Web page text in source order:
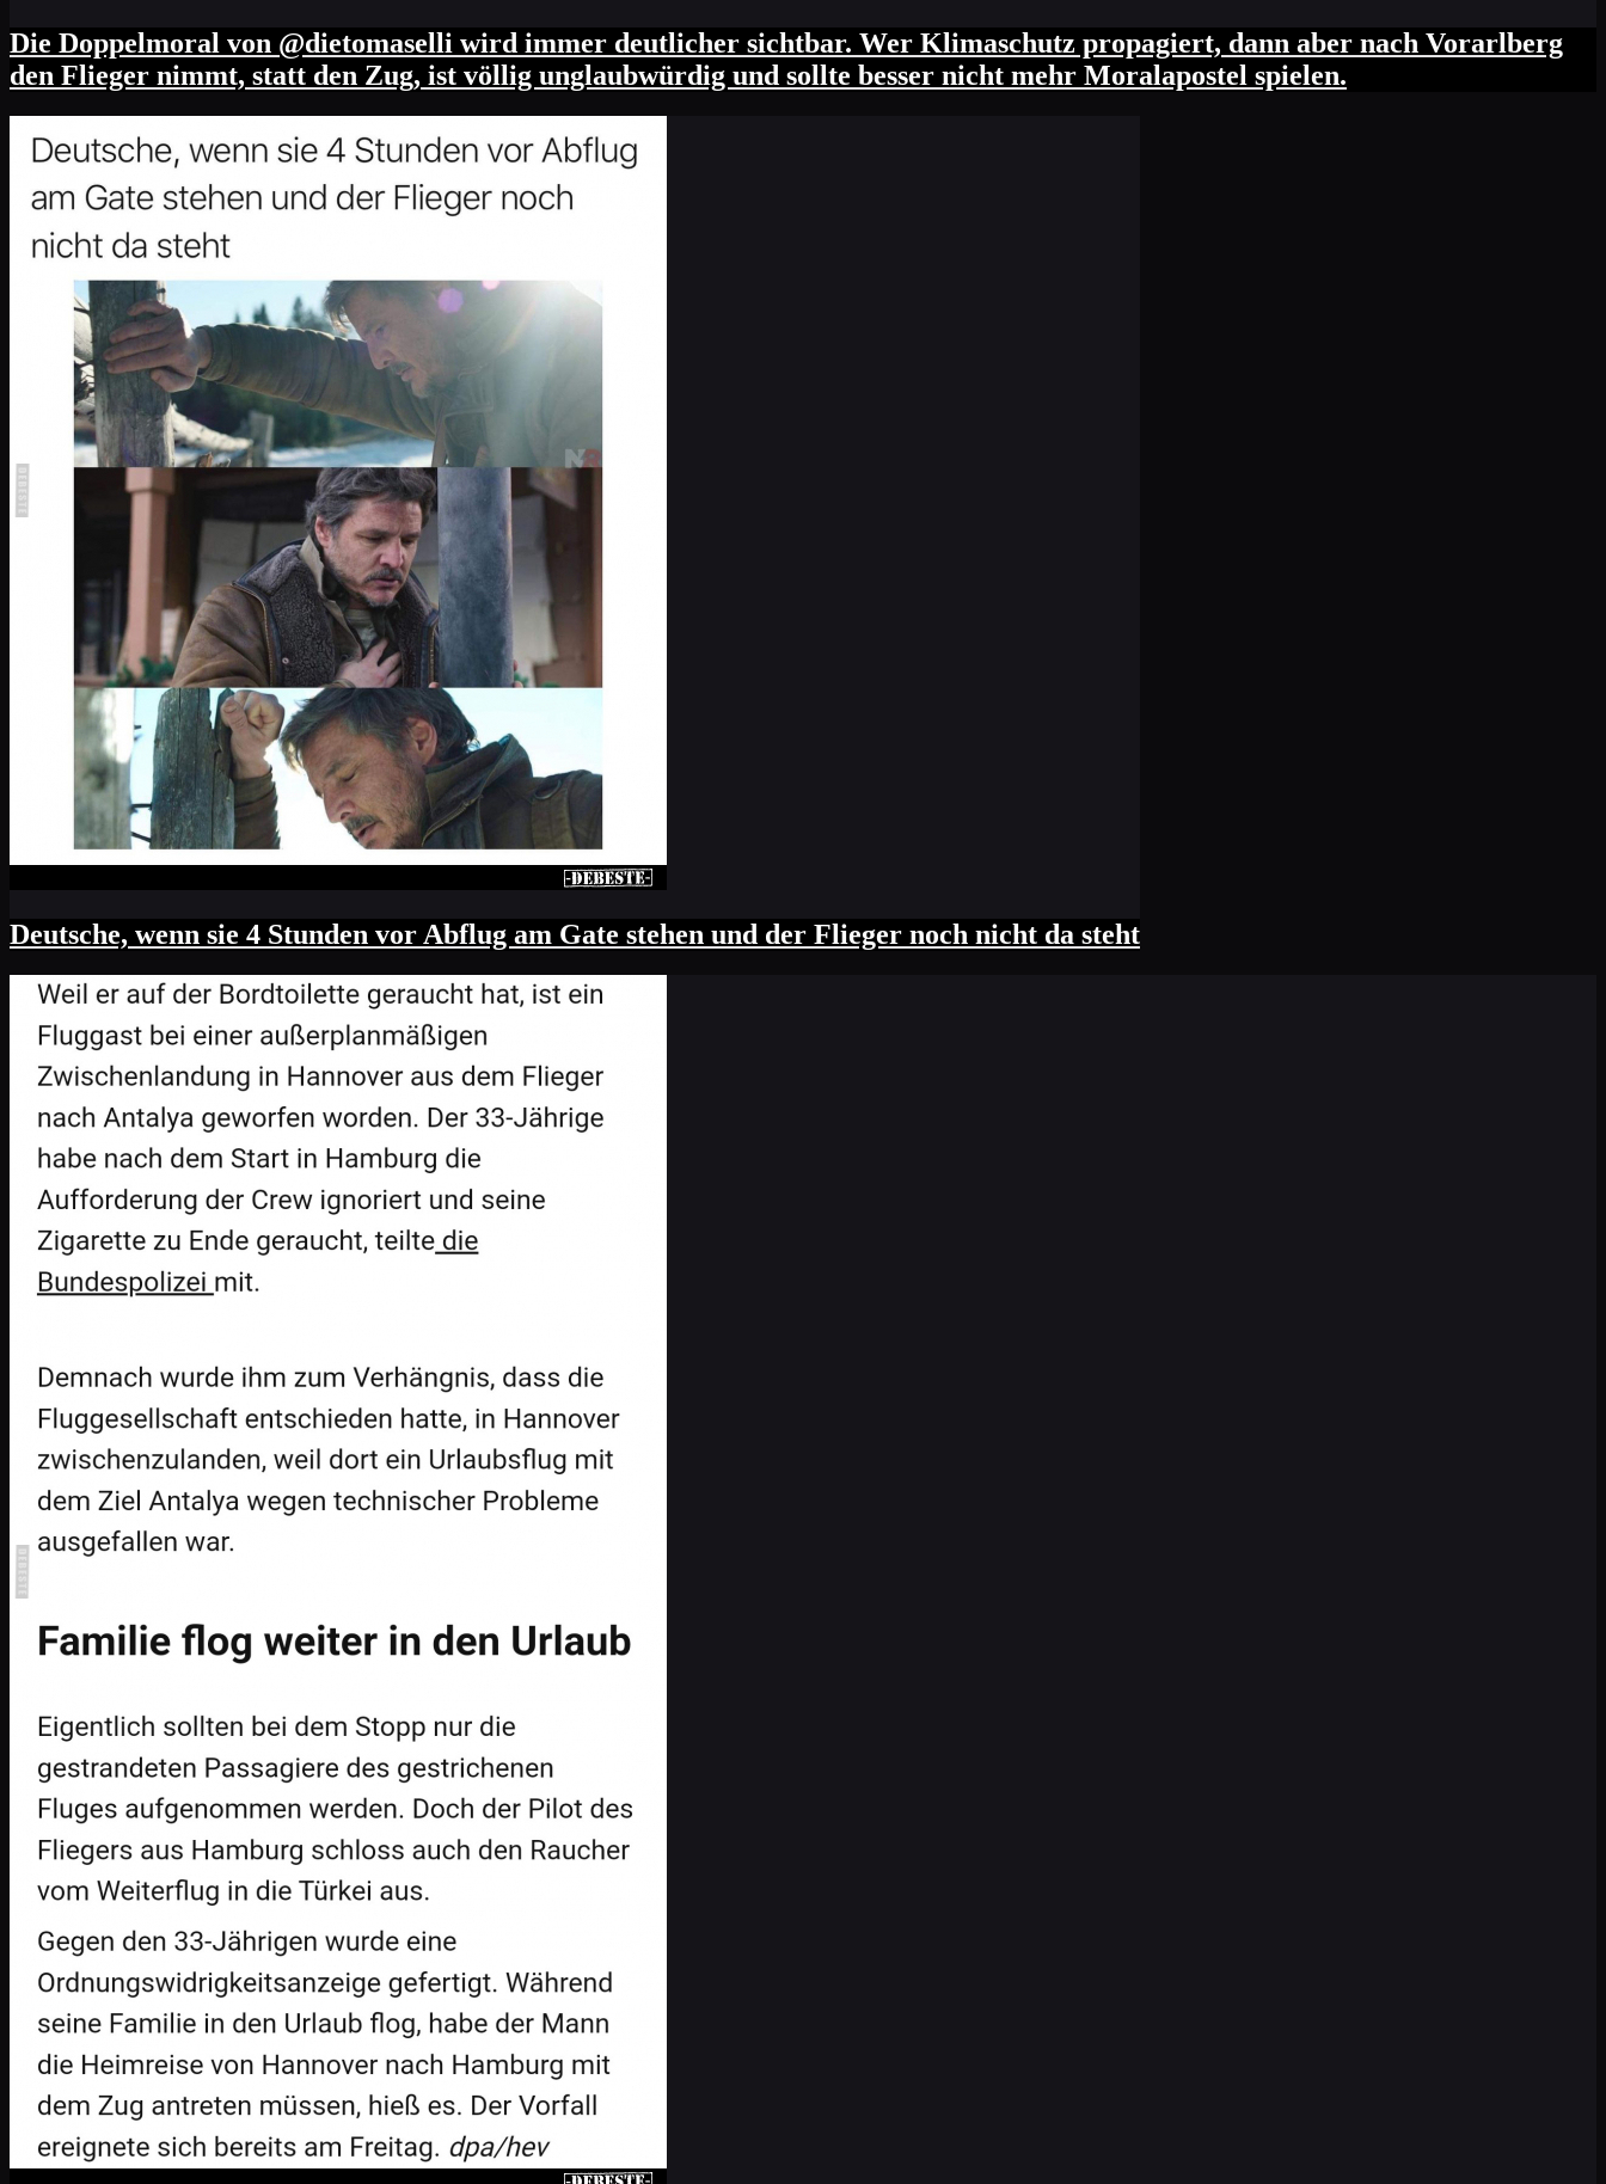
Die Doppelmoral von @dietomaselli wird immer deutlicher sichtbar. Wer Klimaschutz propagiert, dann aber nach Vorarlberg
den Flieger nimmt, statt den Zug, ist völlig unglaubwürdig und sollte besser nicht mehr Moralapostel spielen.
Deutsche, wenn sie 4 Stunden vor Abflug am Gate stehen und der Flieger noch nicht da steht